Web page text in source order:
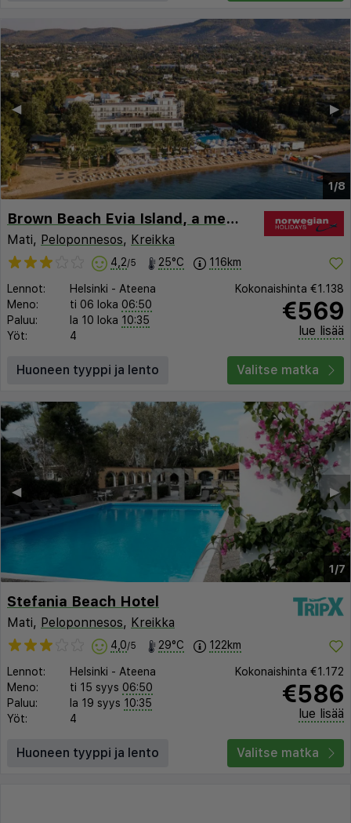
1/8
▶︎
◀︎
Brown Beach Evia Island, a member of Brown Hotels
Mati, Peloponnesos, Kreikka
4,2/5 25°C 116km
Lennot: Helsinki - Ateena
Meno:
ti 06 loka 06:50
Paluu:
la 10 loka 10:35
Yöt:
4
Kokonaishinta €1.138
€569
lue lisää
Huoneen tyyppi ja lento Valitse matka
1/7
▶︎
◀︎
Stefania Beach Hotel
Mati, Peloponnesos, Kreikka
4,0/5 29°C 122km
Lennot: Helsinki - Ateena
Meno:
ti 15 syys 06:50
Paluu:
la 19 syys 10:35
Yöt:
4
Kokonaishinta €1.172
€586
lue lisää
Huoneen tyyppi ja lento Valitse matka